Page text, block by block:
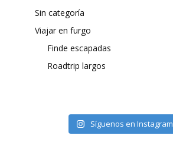
Sin categoría
Viajar en furgo
Finde escapadas
Roadtrip largos
Síguenos en Instagram